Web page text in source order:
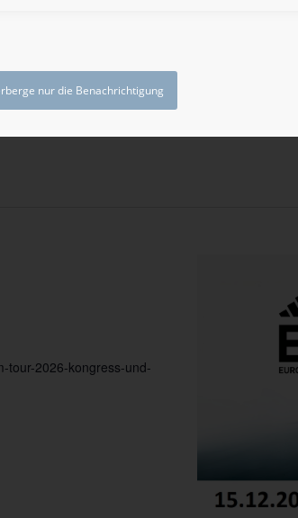
nur die Benachrichtigung
tour-2026-kongress-und-